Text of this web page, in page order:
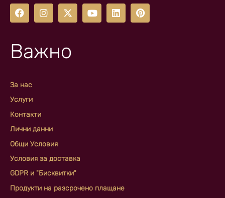
Важно
За нас
Услуги
Контакти
Лични данни
Общи Условия
Условия за доставка
GDPR и "Бисквитки"
Продукти на разсрочено плащане